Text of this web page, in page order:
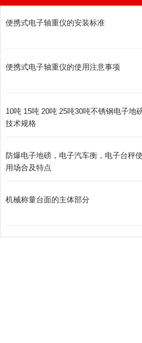
便携式电子轴重仪的安装标准
便携式电子轴重仪的使用注意事项
10吨 15吨 20吨 25吨30吨不锈钢电子地
技术规格
防爆电子地磅，电子汽车衡，电子台秤使
用场合及特点
机械称量台面的主体部分